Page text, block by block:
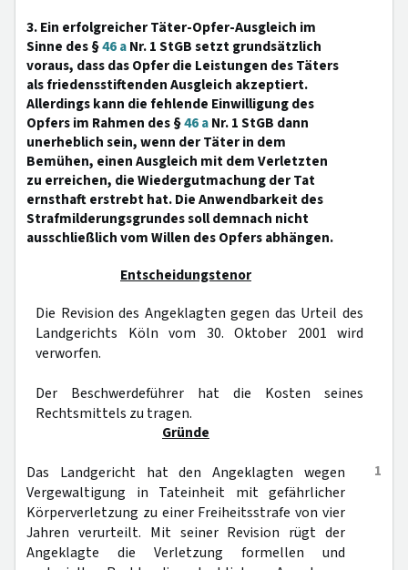
3. Ein erfolgreicher Täter-Opfer-Ausgleich im
Sinne des §46 aNr. 1 StGB setzt grundsätzlich
voraus, dass das Opfer die Leistungen des Täters
als friedensstiftenden Ausgleich akzeptiert.
Allerdings kann die fehlende Einwilligung des
Opfers im Rahmen des §46 aNr. 1 StGB dann
unerheblich sein, wenn der Täter in dem
Bemühen, einen Ausgleich mit dem Verletzten
zu erreichen, die Wiedergutmachung der Tat
ernsthaft erstrebt hat. Die Anwendbarkeit des
Strafmilderungsgrundes soll demnach nicht
ausschließlich vom Willen des Opfers abhängen.
Entscheidungstenor
Die Revision des Angeklagten gegen das Urteil des
Landgerichts Köln vom 30. Oktober 2001 wird
verworfen.
Der Beschwerdeführer hat die Kosten seines
Rechtsmittels zu tragen.
Gründe
1
Das Landgericht hat den Angeklagten wegen
Vergewaltigung in Tateinheit mit gefährlicher
Körperverletzung zu einer Freiheitsstrafe von vier
Jahren verurteilt. Mit seiner Revision rügt der
Angeklagte die Verletzung formellen und